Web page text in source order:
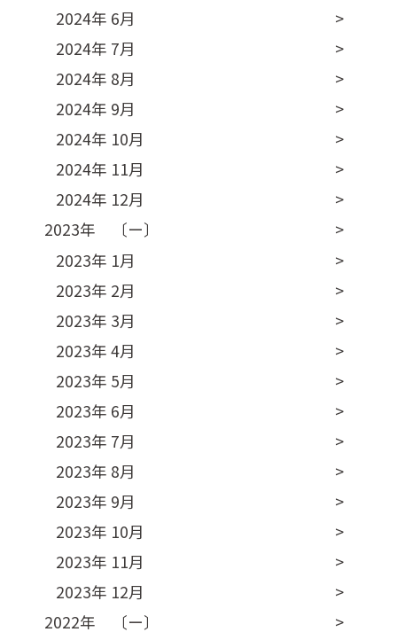
2024年 6月
2024年 7月
2024年 8月
2024年 9月
2024年 10月
2024年 11月
2024年 12月
2023年 〔ー〕
2023年 1月
2023年 2月
2023年 3月
2023年 4月
2023年 5月
2023年 6月
2023年 7月
2023年 8月
2023年 9月
2023年 10月
2023年 11月
2023年 12月
2022年 〔ー〕